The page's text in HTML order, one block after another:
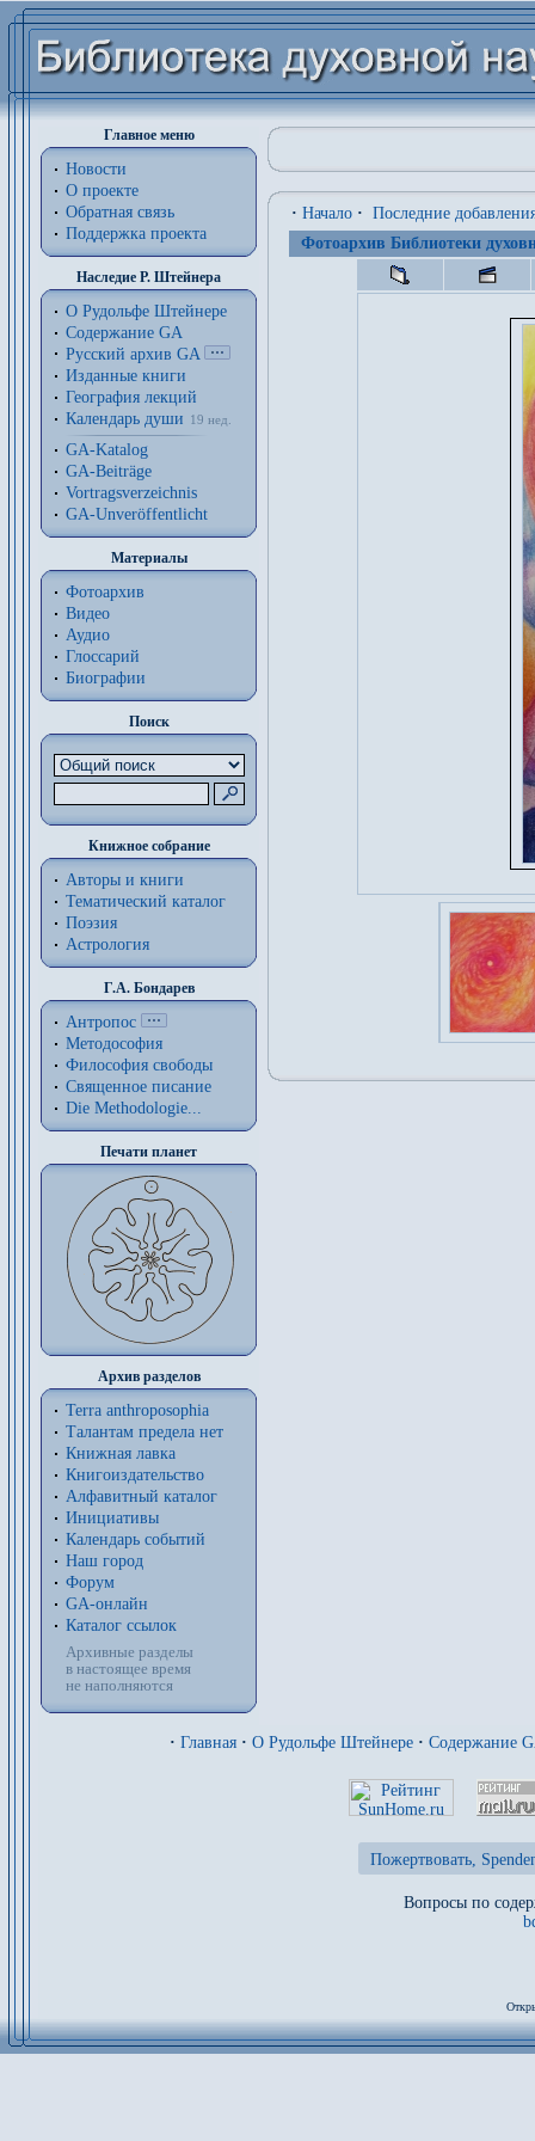
Главное меню
Новости
О проекте
Обратная связь
Поддержка проекта
Наследие Р. Штейнера
О Рудольфе Штейнере
Содержание GA
Русский архив GA
Изданные книги
География лекций
Календарь души
19 нед.
GA-Katalog
GA-Beiträge
Vortragsverzeichnis
GA-Unveröffentlicht
Материалы
Фотоархив
Видео
Аудио
Глоссарий
Биографии
Поиск
Книжное собрание
Авторы и книги
Тематический каталог
Поэзия
Астрология
Г.А. Бондарев
Антропос
Методософия
Философия cвободы
Священное писание
Die Methodologie...
Печати планет
Архив разделов
Terra anthroposophia
Талантам предела нет
Книжная лавка
Книгоиздательство
Алфавитный каталог
Инициативы
Календарь событий
Наш город
Форум
GA-онлайн
Каталог ссылок
Архивные разделы
в настоящее время
не наполняются
· Начало · Последние
Фотоархив Библиотеки
· Главная · О Рудольфе Штейнере · Содержание
Пожертвовать,
Вопросы по